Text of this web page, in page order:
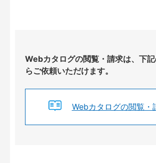
Webカタログの閲覧・請求は、下
らご依頼いただけます。
Webカタログの閲覧・